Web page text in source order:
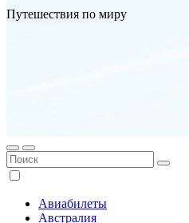
Путешествия по миру
Авиабилеты
Австралия